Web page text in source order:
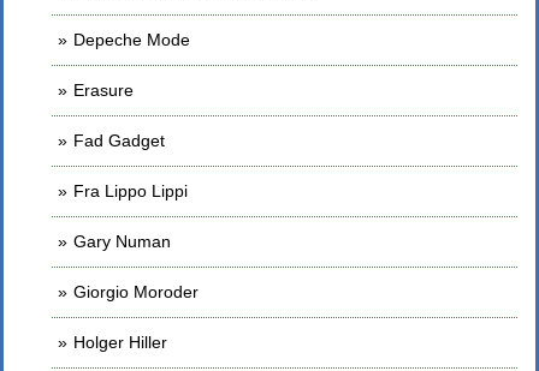
Depeche Mode
Erasure
Fad Gadget
Fra Lippo Lippi
Gary Numan
Giorgio Moroder
Holger Hiller